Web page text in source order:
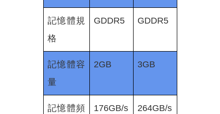
記憶體規
格
GDDR5 GDDR5
記憶體容
量
2GB 3GB
記憶體頻
176GB/s 264GB/s